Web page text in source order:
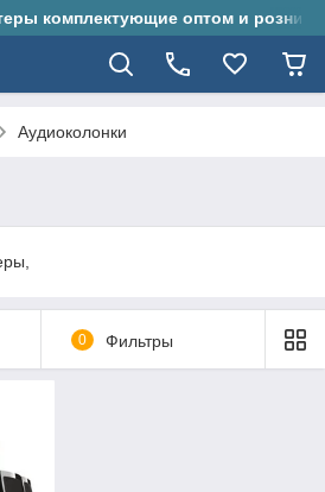
комплектующие оптом и
Аудиоколонки
0 Фильтры